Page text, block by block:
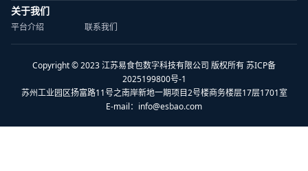
关于我们
平台介绍 联系我们
Copyright © 2023 江苏易食包数字科技有限公司 版权所有 苏ICP备
2025199800号-1
苏州工业园区扬富路11号之南岸新地一期项目2号楼商务楼层17层1701室
E-mail： info@esbao.com